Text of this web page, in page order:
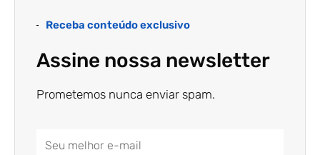
Receba conteúdo exclusivo
Assine nossa newsletter
Prometemos nunca enviar spam.